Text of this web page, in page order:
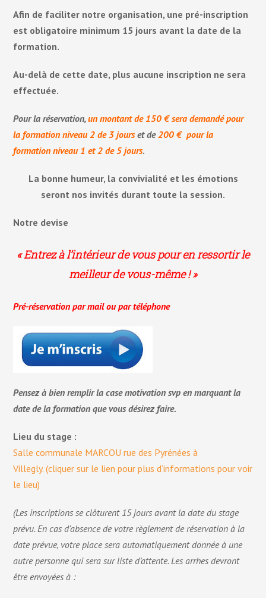
Afin de faciliter notre organisation, une pré-inscription
est obligatoire minimum 15 jours avant la date de la
formation.
Au-delà de cette date, plus aucune inscription ne sera
effectuée.
Pour la réservation,un montant de 150 € sera demandé pour
la formation niveau 2 de 3 jourset de200 € pour la
formation niveau 1 et 2 de 5 jours.
La bonne humeur, la convivialité et les émotions
seront nos invités durant toute la session.
Notre devise
« Entrez à l’intérieur de vous pour en ressortir le
meilleur de vous-même ! »
Pré-réservation par mail ou partéléphone
Pensez à bien remplir la case motivation svp en marquant la
date de la formation que vous désirez faire.
Lieu du stage :
Salle communale MARCOU rue des Pyrénées à
Villegly.(cliquer sur le lien pour plus d’informations pour voir
le lieu)
(Les inscriptions se clôturent 15 jours avant la date du stage
prévu. En cas d’absence de votre règlement de réservation à la
date prévue, votre place sera automatiquement donnée à une
autre personne qui sera sur liste d’attente. Les arrhes devront
être envoyées à :